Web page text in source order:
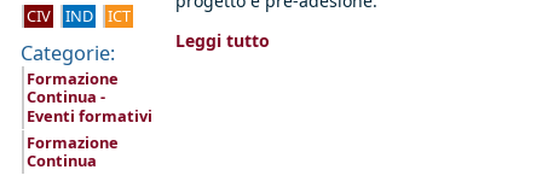
CIV IND ICT
Categorie:
Formazione
Continua -
Eventi formativi
Formazione
Continua
Leggi tutto